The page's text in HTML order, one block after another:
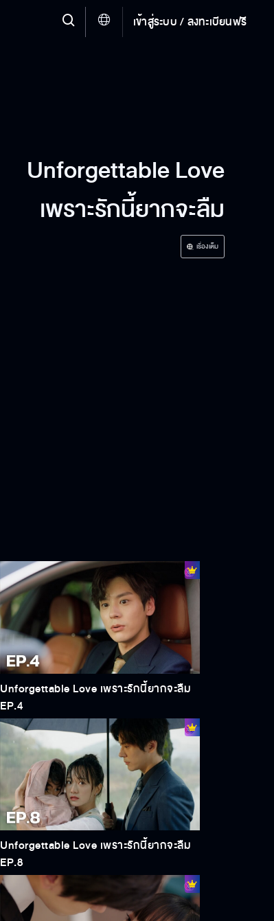
เข้าสู่ระบบ / ลงทะเบียนฟรี
Unforgettable Love
เพราะรักนี้ยากจะลืม
เรื่องเต็ม
Unforgettable Love เพราะรักนี้ยากจะลืม
EP.4
Unforgettable Love เพราะรักนี้ยากจะลืม
EP.8